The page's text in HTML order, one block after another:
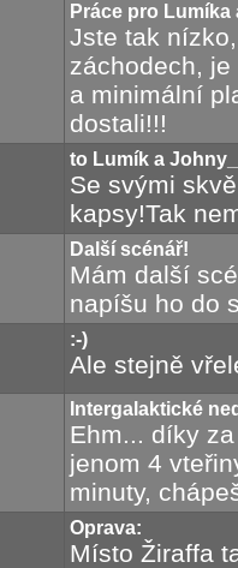
Práce pro
Jste tak
záchodech,
a minimální
dostali!!!
to Lumík a
Se svými
kapsy!Tak
Další scénář!
Mám další
napíšu ho do
:-)
Ale stejně
Intergalaktické
Ehm... díky
jenom 4
minuty,
Oprava:
Místo Žiraffa